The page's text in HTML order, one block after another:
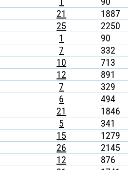
21 1887
25 2250
1 90
7 332
10 713
12 891
7 329
6 494
21 1846
5 341
15 1279
26 2145
12 876